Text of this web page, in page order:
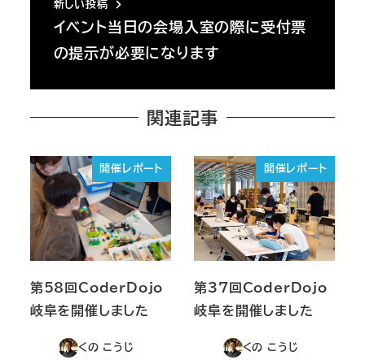
新しい投稿
イベント当日の会場入室の際に受付票
の提示が必要になります
関連記事
開催レポート
第58回CoderDojo
岐阜を開催しました
くの こうじ
開催レポート
第37回CoderDojo
岐阜を開催しました
くの こうじ